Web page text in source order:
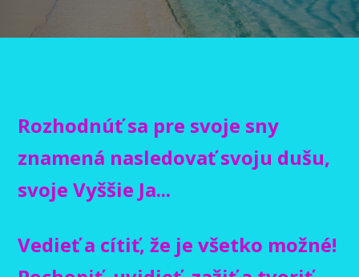
Rozhodnúť sa pre svoje sny
znamená nasledovať svoju dušu,
svoje Vyššie Ja...
Vedieť a cítiť, že je všetko možné!